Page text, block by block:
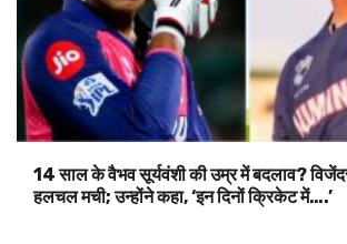
14 साल के वैभव सूर्यवंशी की उम्र में बदलाव?
हलचल मची; उन्होंने कहा, ‘इन दिनों क्रिकेट में….’